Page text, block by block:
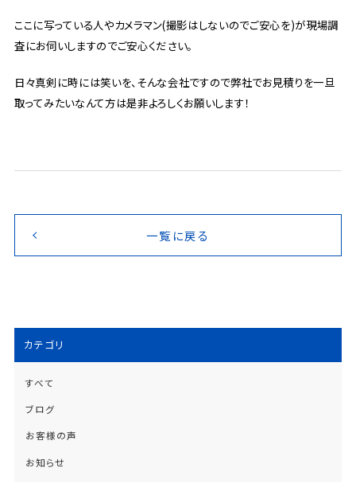
ここに写っている人やカメラマン(撮影はしないのでご安心を)が現場調
査にお伺いしますのでご安心ください。
日々真剣に時には笑いを、そんな会社ですので弊社でお見積りを一旦
取ってみたいなんて方は是非よろしくお願いします！
一覧に戻る
カテゴリ
すべて
ブログ
お客様の声
お知らせ